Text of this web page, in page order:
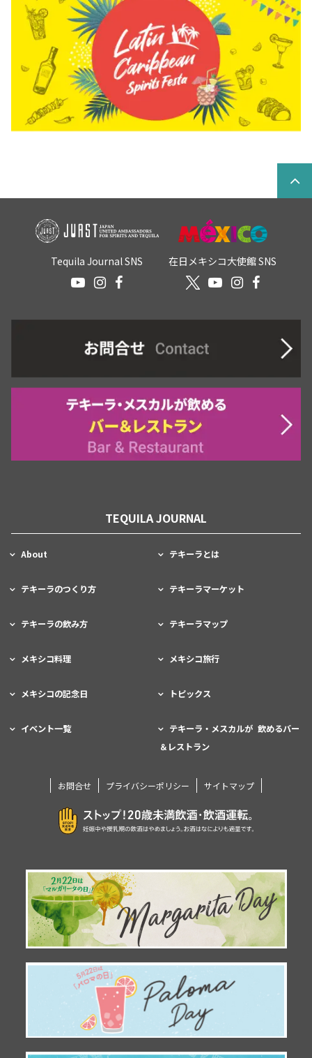
Tequila Journal SNS 在日メキシコ大使館 SNS
TEQUILA JOURNAL
About テキーラとは
テキーラのつくり方 テキーラマーケット
テキーラの飲み方 テキーラマップ
メキシコ料理 メキシコ旅行
メキシコの記念日 トピックス
イベント一覧
テキーラ・メスカルが 飲めるバー
＆レストラン
お問合せ プライバシーポリシー サイトマップ